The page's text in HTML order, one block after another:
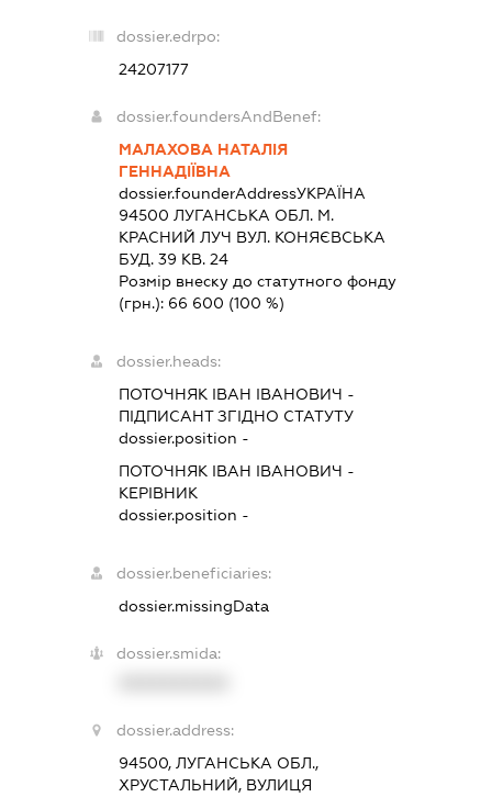
dossier.edrpo:
24207177
dossier.foundersAndBenef:
МАЛАХОВА НАТАЛІЯ
ГЕННАДІЇВНА
dossier.founderAddressУКРАЇНА
94500 ЛУГАНСЬКА ОБЛ. М.
КРАСНИЙ ЛУЧ ВУЛ. КОНЯЄВСЬКА
БУД. 39 КВ. 24
Розмір внеску до статутного фонду
(грн.): 66 600 (100 %)
dossier.heads:
ПОТОЧНЯК ІВАН ІВАНОВИЧ -
ПІДПИСАНТЗГІДНО СТАТУТУ
dossier.position -
ПОТОЧНЯК ІВАН ІВАНОВИЧ -
КЕРІВНИК
dossier.position -
dossier.beneficiaries:
dossier.missingData
dossier.smida:
dossier.address:
94500, ЛУГАНСЬКА ОБЛ.,
ХРУСТАЛЬНИЙ, ВУЛИЦЯ